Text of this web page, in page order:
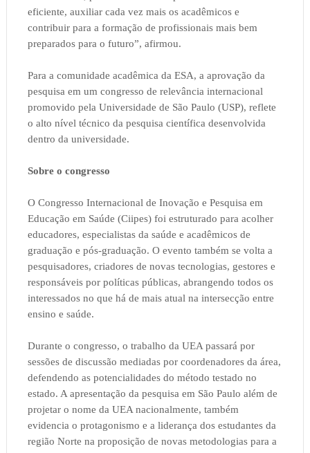
eficiente, auxiliar cada vez mais os acadêmicos e
contribuir para a formação de profissionais mais bem
preparados para o futuro”, afirmou.
Para a comunidade acadêmica da ESA, a aprovação da
pesquisa em um congresso de relevância internacional
promovido pela Universidade de São Paulo (USP), reflete
o alto nível técnico da pesquisa científica desenvolvida
dentro da universidade.
Sobre o congresso
O Congresso Internacional de Inovação e Pesquisa em
Educação em Saúde (Ciipes) foi estruturado para acolher
educadores, especialistas da saúde e acadêmicos de
graduação e pós-graduação. O evento também se volta a
pesquisadores, criadores de novas tecnologias, gestores e
responsáveis por políticas públicas, abrangendo todos os
interessados no que há de mais atual na intersecção entre
ensino e saúde.
Durante o congresso, o trabalho da UEA passará por
sessões de discussão mediadas por coordenadores da área,
defendendo as potencialidades do método testado no
estado. A apresentação da pesquisa em São Paulo além de
projetar o nome da UEA nacionalmente, também
evidencia o protagonismo e a liderança dos estudantes da
região Norte na proposição de novas metodologias para a